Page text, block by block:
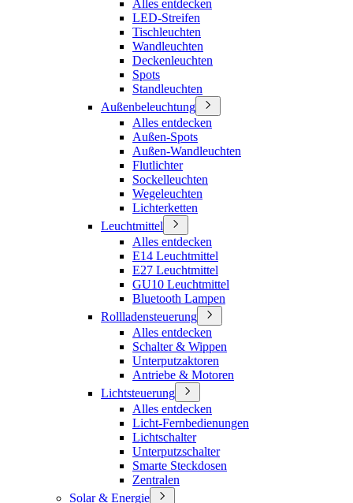
Alles entdecken
LED-Streifen
Tischleuchten
Wandleuchten
Deckenleuchten
Spots
Standleuchten
Außenbeleuchtung
Alles entdecken
Außen-Spots
Außen-Wandleuchten
Flutlichter
Sockelleuchten
Wegeleuchten
Lichterketten
Leuchtmittel
Alles entdecken
E14 Leuchtmittel
E27 Leuchtmittel
GU10 Leuchtmittel
Bluetooth Lampen
Rollladensteuerung
Alles entdecken
Schalter & Wippen
Unterputzaktoren
Antriebe & Motoren
Lichtsteuerung
Alles entdecken
Licht-Fernbedienungen
Lichtschalter
Unterputzschalter
Smarte Steckdosen
Zentralen
Solar & Energie